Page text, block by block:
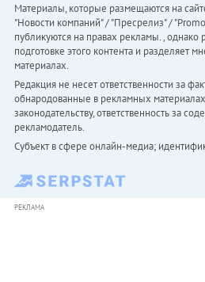
Материалы, которые размещаются на
"Новости компаний" / "Пресрелиз" /
публикуются на правах рекламы. , однако
подготовке этого контента и разделяет
материалах.
Редакция не несет ответственности за
обнародованные в рекламных
законодательству, ответственность за
рекламодатель.
Субъект в сфере онлайн-медиа;
РЕКЛАМА